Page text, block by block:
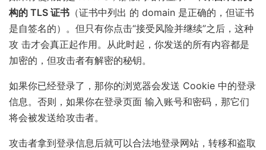
构的 TLS 证书 （证书中列出 的 domain 是正确的，但证书
是自签名的）。但只有你点击“接受风险并继续”之后，这种
攻 击才会真正起作用。从此时起，你发送的所有内容都是
加密的，但攻击者有解密的秘钥。
如果你已经登录了，那你的浏览器会发送 Cookie 中的登录
信息。否则，如果你在登录页面 输入账号和密码，那它们
将会被发送给攻击者。
攻击者拿到登录信息后就可以合法地登录网站，转移和盗取